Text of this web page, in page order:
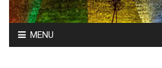
Skip
to
MENU